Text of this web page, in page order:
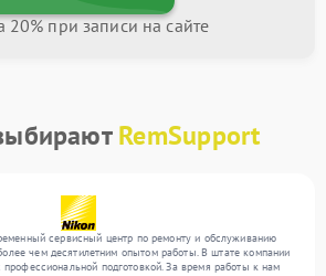
20% при записи на сайте
RemSupport
сервисный центр по ремонту и обслуживанию
чем десятилетним опытом работы. В штате компании
подготовкой. За время работы к нам